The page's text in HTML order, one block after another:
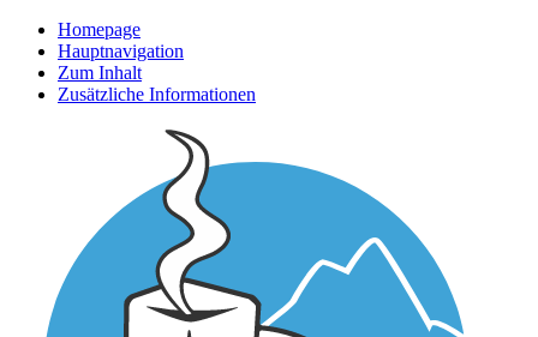
Homepage
Hauptnavigation
Zum Inhalt
Zusätzliche Informationen